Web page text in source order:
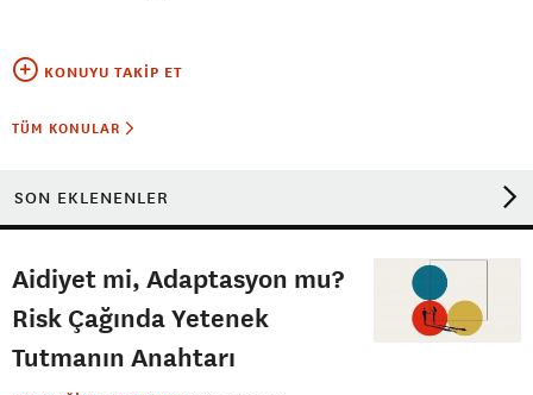
KONUYU TAKIP ET
TÜM KONULAR
SON EKLENENLER
Aidiyet mi, Adaptasyon mu?
Risk Çağında Yetenek
Tutmanın Anahtarı